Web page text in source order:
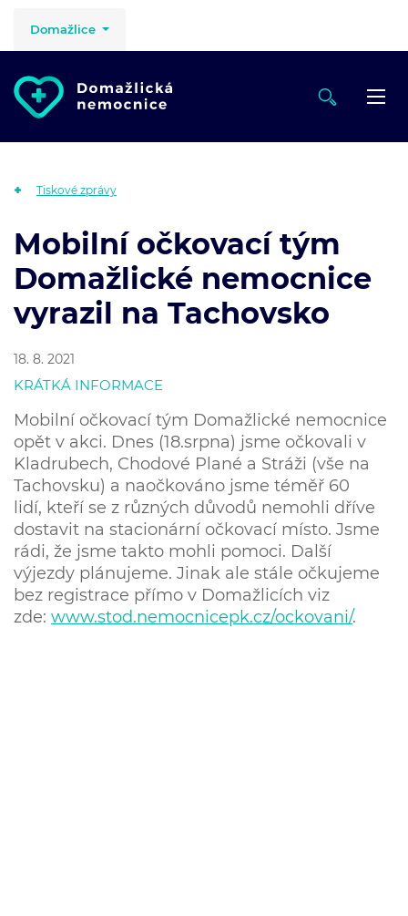
Domažlice
Tiskové zprávy
Mobilní očkovací tým
Domažlické nemocnice
vyrazil na Tachovsko
18. 8. 2021
KRÁTKÁ INFORMACE
Mobilní očkovací tým Domažlické nemocnice
opět v akci. Dnes (18.srpna) jsme očkovali v
Kladrubech, Chodové Plané a Stráži (vše na
Tachovsku) a naočkováno jsme téměř 60
lidí, kteří se z různých důvodů nemohli dříve
dostavit na stacionární očkovací místo. Jsme
rádi, že jsme takto mohli pomoci. Další
výjezdy plánujeme. Jinak ale stále očkujeme
bez registrace přímo v Domažlicích viz
zde: www.stod.nemocnicepk.cz/ockovani/.